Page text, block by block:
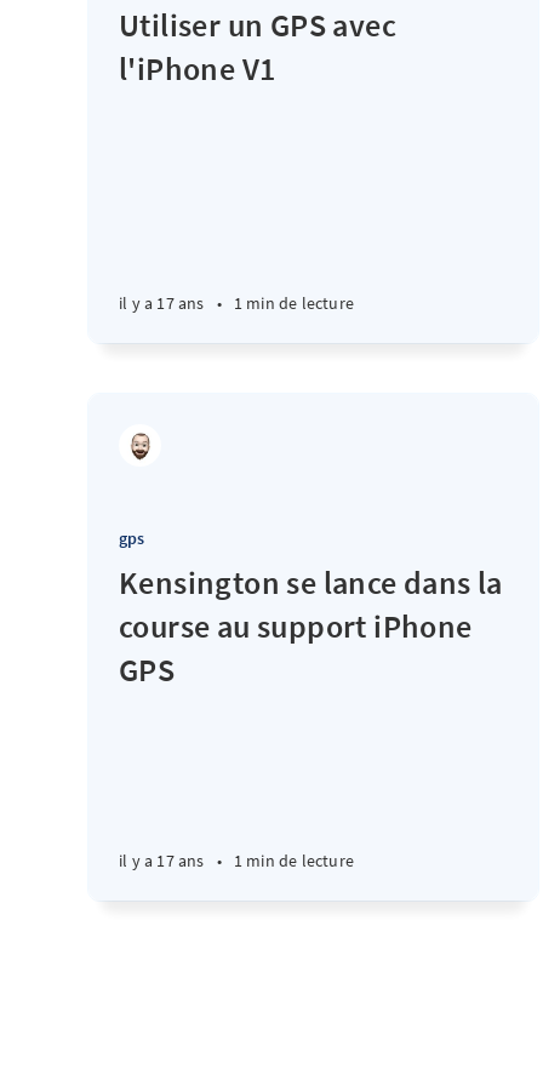
Utiliser un GPS avec
l'iPhone V1
il y a 17 ans • 1 min de lecture
gps
Kensington se lance dans la
course au support iPhone
GPS
il y a 17 ans • 1 min de lecture